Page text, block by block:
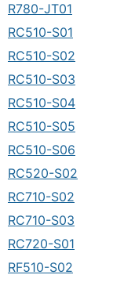
R780-JT01
RC510-S01
RC510-S02
RC510-S03
RC510-S04
RC510-S05
RC510-S06
RC520-S02
RC710-S02
RC710-S03
RC720-S01
RF510-S02